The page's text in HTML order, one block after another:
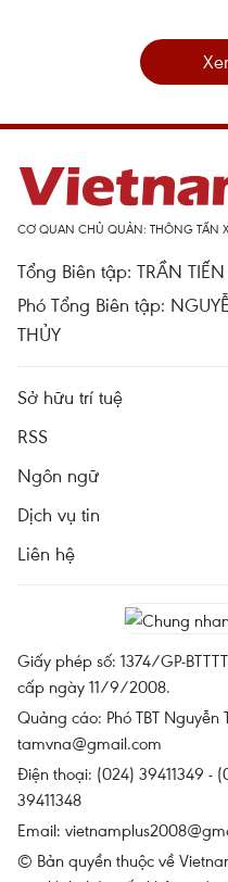
CƠ QUAN CHỦ QUẢN: THÔNG TẤN
Tổng Biên tập: TRẦN
Phó Tổng Biên tập:
THỦY
Sở hữu trí tuệ
RSS
Ngôn ngữ
Dịch vụ tin
Liên hệ
Giấy phép số: 1374/GP-
cấp ngày 11/9/2008.
Quảng cáo: Phó TBT
tamvna@gmail.com
Điện thoại: (024) 39411349 -
39411348
Email:
© Bản quyền thuộc về